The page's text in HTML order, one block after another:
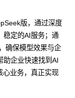
版，通过深度
稳定的AI服务；通
确保模型效果与企
助企业快速找到AI
心业务，真正实现